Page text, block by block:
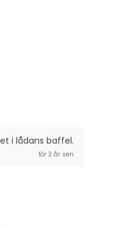
i lådans baffel.
för 3 år sen